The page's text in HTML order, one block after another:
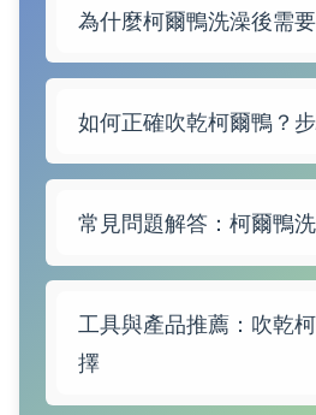
為什麼柯爾鴨洗澡後需
如何正確吹乾柯爾鴨？
常見問題解答：柯爾鴨
工具與產品推薦：吹乾
擇